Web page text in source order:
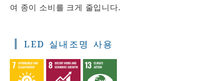
여 종이 소비를 크게 줄입니다.
LED 실내조명 사용